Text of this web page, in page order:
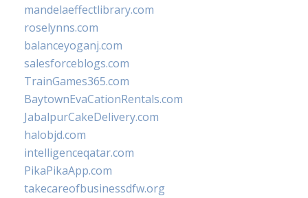
mandelaeffectlibrary.com
roselynns.com
balanceyoganj.com
salesforceblogs.com
TrainGames365.com
BaytownEvaCationRentals.com
JabalpurCakeDelivery.com
halobjd.com
intelligenceqatar.com
PikaPikaApp.com
takecareofbusinessdfw.org